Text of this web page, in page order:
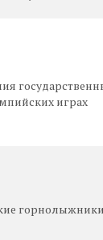
играх
горнолыжники